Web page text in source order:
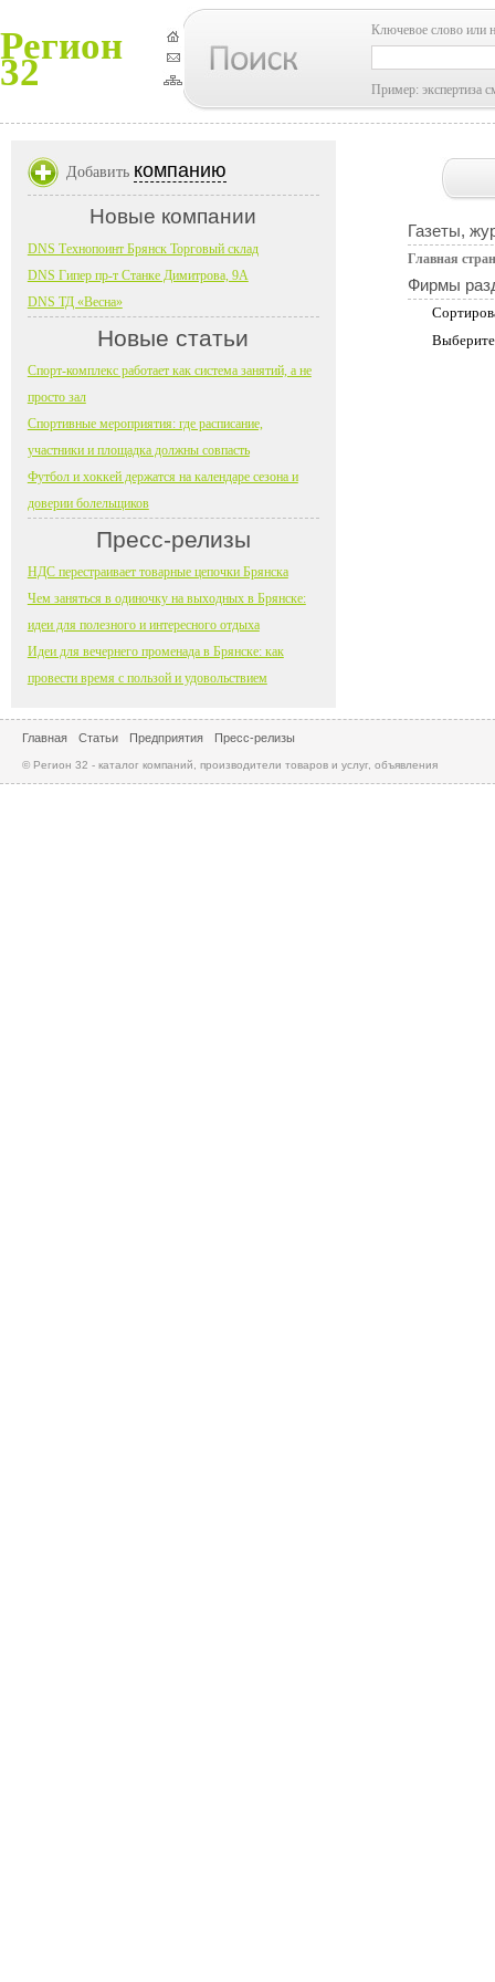
Регион
32
Ключевое слово или
Пример: экспертиза
Газеты,
Главная
Фирмы
Добавить компанию
Новые компании
DNS Технопоинт Брянск Торговый склад
DNS Гипер пр-т Станке Димитрова, 9А
DNS ТД «Весна»
Новые статьи
Спорт-комплекс работает как система занятий, а не
просто зал
Спортивные мероприятия: где расписание,
участники и площадка должны совпасть
Футбол и хоккей держатся на календаре сезона и
доверии болельщиков
Пресс-релизы
НДС перестраивает товарные цепочки Брянска
Чем заняться в одиночку на выходных в Брянске:
идеи для полезного и интересного отдыха
Идеи для вечернего променада в Брянске: как
провести время с пользой и удовольствием
Главная Статьи Предприятия Пресс-релизы
© Регион 32 - каталог компаний, производители товаров и услуг, объявления